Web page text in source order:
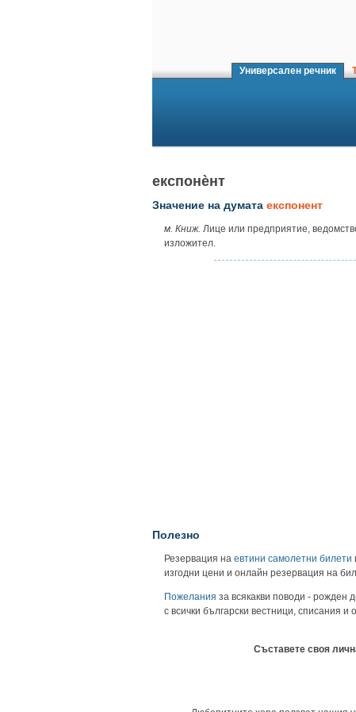
Универсален речник
експонѐнт
Значение на думата експонент
м. Книж. Лице или предприятие,
изложител.
Полезно
Резервация на евтини самолетни билети
изгодни цени и онлайн резервация на
Пожелания за всякакви поводи - рожден
с всички български вестници, списания и
Съставете своя